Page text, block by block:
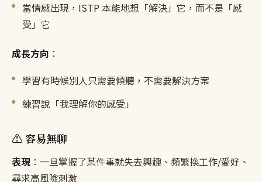
當情感出現，ISTP 本能地想「解決」它，而不是「感
受」它
成長方向 ：
學習有時候別人只需要傾聽，不需要解決方案
練習說「我理解你的感受」
⚠️ 容易無聊
表現 ：一旦掌握了某件事就失去興趣、頻繁換工作/愛好、
尋求高風險刺激